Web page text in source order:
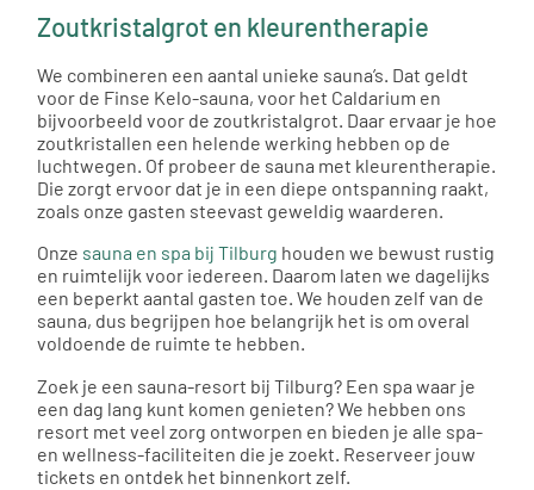
Zoutkristalgrot en kleurentherapie
We combineren een aantal unieke sauna’s. Dat geldt
voor de Finse Kelo-sauna, voor het Caldarium en
bijvoorbeeld voor de zoutkristalgrot. Daar ervaar je hoe
zoutkristallen een helende werking hebben op de
luchtwegen. Of probeer de sauna met kleurentherapie.
Die zorgt ervoor dat je in een diepe ontspanning raakt,
zoals onze gasten steevast geweldig waarderen.
Onze sauna en spa bij Tilburg houden we bewust rustig
en ruimtelijk voor iedereen. Daarom laten we dagelijks
een beperkt aantal gasten toe. We houden zelf van de
sauna, dus begrijpen hoe belangrijk het is om overal
voldoende de ruimte te hebben.
Zoek je een sauna-resort bij Tilburg? Een spa waar je
een dag lang kunt komen genieten? We hebben ons
resort met veel zorg ontworpen en bieden je alle spa-
en wellness-faciliteiten die je zoekt. Reserveer jouw
tickets en ontdek het binnenkort zelf.